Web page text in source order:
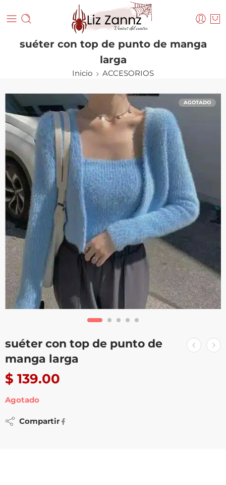
suéter con top de punto de manga
larga
Inicio ACCESORIOS
AGOTADO
suéter con top de punto de
manga larga
$ 139.00
Agotado
Compartir